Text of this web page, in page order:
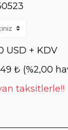
USD + KDV
₺ (%2,00
taksitlerle!!